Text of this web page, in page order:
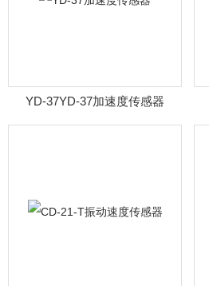
YD-37YD-37加速度传感器